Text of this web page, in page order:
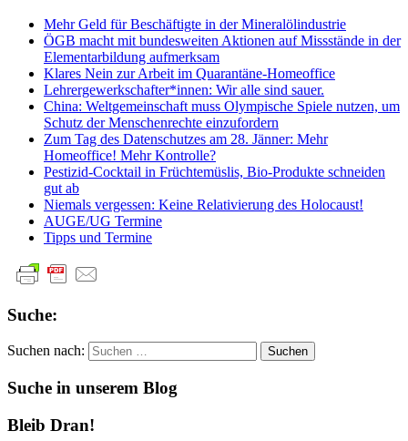
Mehr Geld für Beschäftigte in der Mineralölindustrie
ÖGB macht mit bundesweiten Aktionen auf Missstände in der
Elementarbildung aufmerksam
Klares Nein zur Arbeit im Quarantäne-Homeoffice
Lehrergewerkschafter*innen: Wir alle sind sauer.
China: Weltgemeinschaft muss Olympische Spiele nutzen, um
Schutz der Menschenrechte einzufordern
Zum Tag des Datenschutzes am 28. Jänner: Mehr
Homeoffice! Mehr Kontrolle?
Pestizid-Cocktail in Früchte­müslis, Bio-Produkte schneiden
gut ab
Niemals vergessen: Keine Relativierung des Holocaust!
AUGE/UG Termine
Tipps und Termine
Suche:
Suchen nach:
Suche in unserem Blog
Bleib Dran!